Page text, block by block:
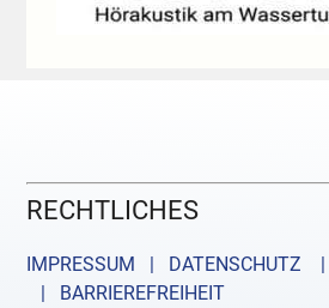
RECHTLICHES
IMPRESSUM | DATENSCHUTZ |
| BARRIEREFREIHEIT